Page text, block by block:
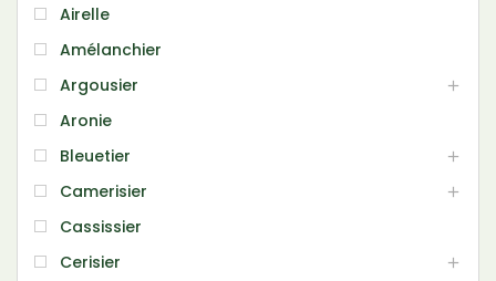
Airelle
Amélanchier
Argousier
Aronie
Bleuetier
Camerisier
Cassissier
Cerisier